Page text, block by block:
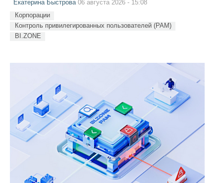
Екатерина Быстрова06 августа 2026 - 15:08
Корпорации
Контроль привилегированных пользователей (PAM)
BI.ZONE